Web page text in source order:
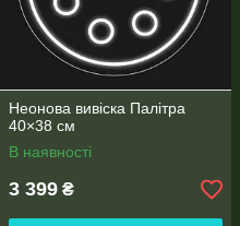
Неонова вивіска Палітра
40×38 см
В наявності
3 399 ₴